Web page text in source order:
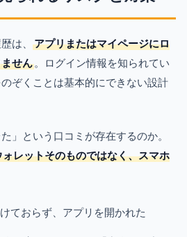
は、 アプリまたはマイページにロ
せん 。ログイン情報を知られてい
ぞくことは基本的にできない設計
」という口コミが存在するのか。
レットそのものではなく、スマホ
ておらず、アプリを開かれた